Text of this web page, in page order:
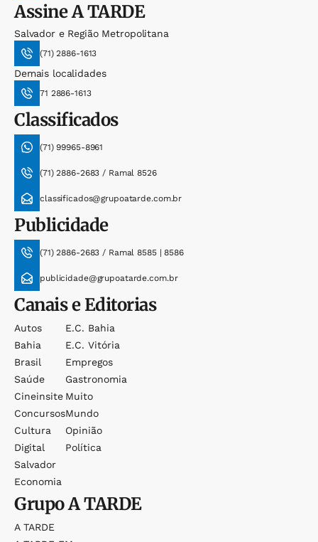
AssineA TARDE
Salvador e Região Metropolitana
(71) 2886-1613
Demais localidades
71 2886-1613
Classificados
(71) 99965-8961
(71) 2886-2683 / Ramal 8526
classificados@grupoatarde.com.br
Publicidade
(71) 2886-2683 / Ramal 8585 | 8586
publicidade@grupoatarde.com.br
Canais e Editorias
Autos
Bahia
Brasil
Saúde
Cineinsite
Concursos
Cultura
Digital
Salvador
Economia
E.c. Bahia
E.c. Vitória
Empregos
Gastronomia
Muito
Mundo
Opinião
Política
GrupoA TARDE
A TARDE